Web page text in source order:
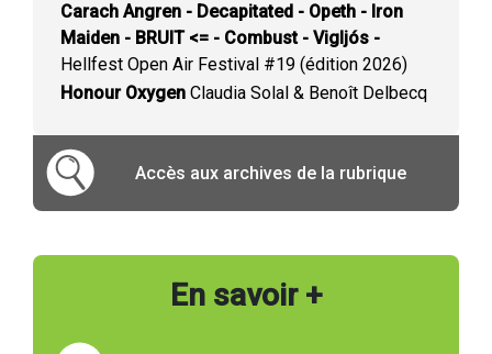
Carach Angren - Decapitated - Opeth - Iron
Maiden - BRUIT <= - Combust - Vigljós -
Hellfest Open Air Festival #19 (édition 2026)
Honour Oxygen Claudia Solal & Benoît Delbecq
Accès aux archives de la rubrique
En savoir +